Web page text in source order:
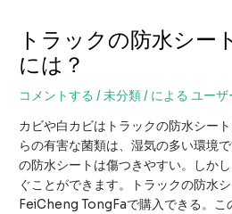
トラックの防水シー
には？
コメントする /未分類/ によるユーザ
カビや白カビはトラックの防水シー
らの有害な菌類は、湿気の多い環境
の防水シートは傷つきやすい。しか
ぐことができます。トラックの防水シ
FeiCheng TongFaで購入できる。こ